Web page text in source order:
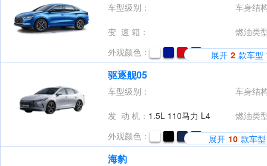
车型级别： 车身结
变 速 箱：
燃油类
外观颜色：
展开 2 款车型
驱逐舰05
车型级别： 车身结
发 动 机： 1.5L 110马力 L4
燃油类
外观颜色：
展开 10 款车型
海豹